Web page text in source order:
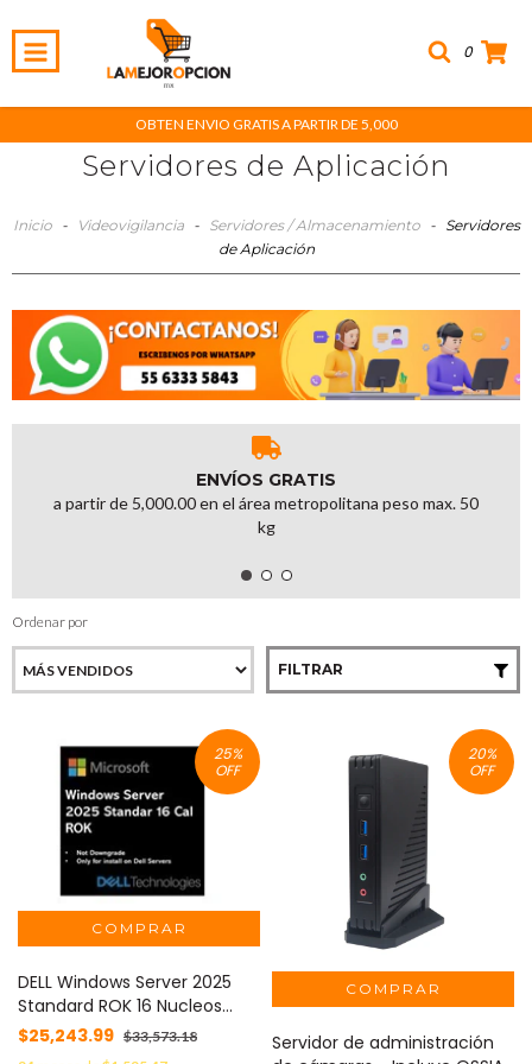
0
OBTEN ENVIO GRATIS A PARTIR DE 5,000
Servidores de Aplicación
Inicio - Videovigilancia - Servidores / Almacenamiento -
Servidores
de Aplicación
ENVÍOS GRATIS
a partir de 5,000.00 en el área metropolitana peso max. 50
kg
Ordenar por
FILTRAR
25%
OFF
DELL Windows Server 2025
Standard ROK 16 Nucleos
MOD: 3000200852126.1
$25,243.99 $33,573.18
20%
OFF
Servidor de administración